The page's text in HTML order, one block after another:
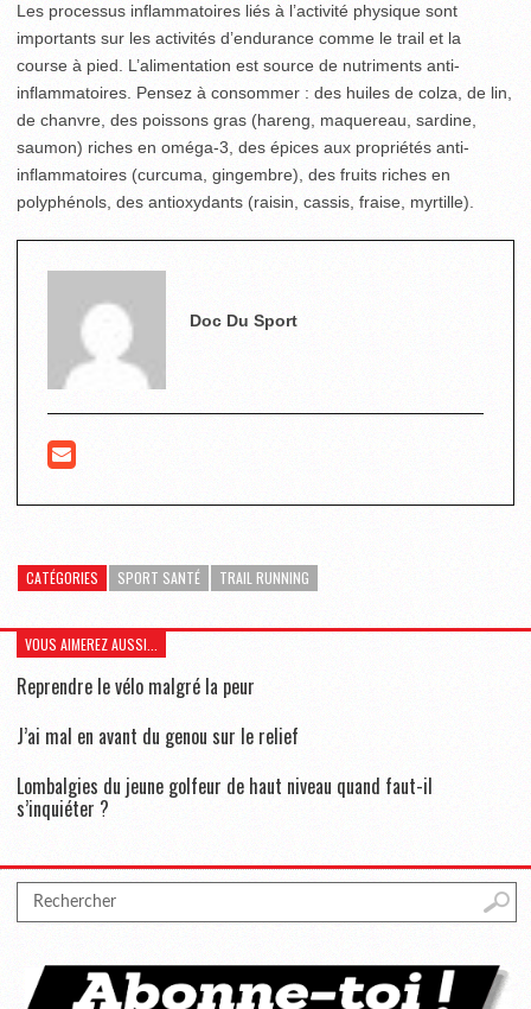
Les processus inflammatoires liés à l’activité physique sont
importants sur les activités d’endurance comme le trail et la
course à pied. L’alimentation est source de nutriments anti-
inflammatoires. Pensez à consommer : des huiles de colza, de lin,
de chanvre, des poissons gras (hareng, maquereau, sardine,
saumon) riches en oméga-3, des épices aux propriétés anti-
inflammatoires (curcuma, gingembre), des fruits riches en
polyphénols, des antioxydants (raisin, cassis, fraise, myrtille).
Doc Du Sport
CATÉGORIES SPORT SANTÉ TRAIL RUNNING
VOUS AIMEREZ AUSSI...
Reprendre le vélo malgré la peur
J’ai mal en avant du genou sur le relief
Lombalgies du jeune golfeur de haut niveau quand faut-il
s’inquiéter ?